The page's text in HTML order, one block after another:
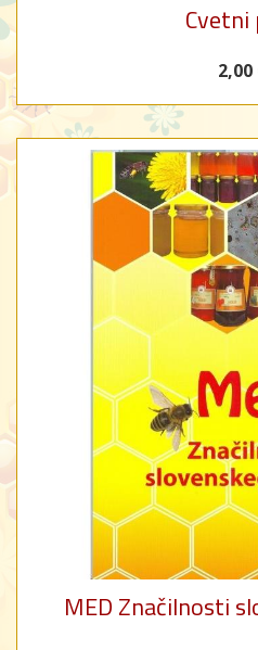
Cvetni
2,00
MED Značilnosti